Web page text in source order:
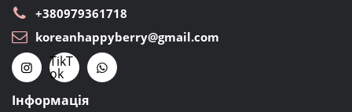
+380979361718
koreanhappyberry@gmail.com
TikT
ok
Інформація